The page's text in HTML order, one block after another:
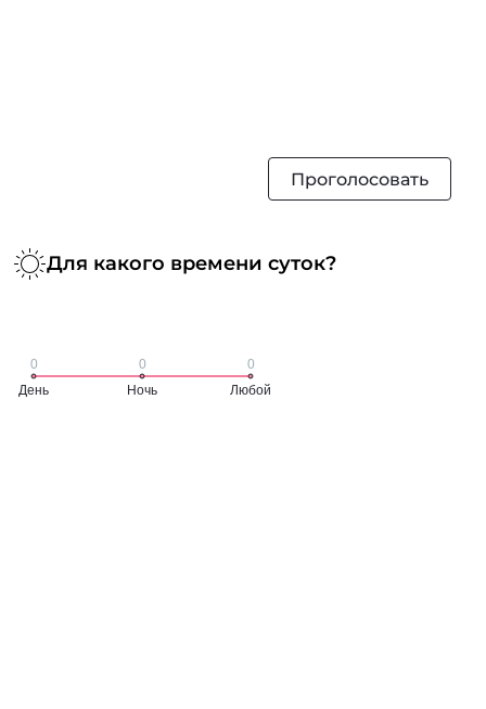
Проголосовать
Для какого времени суток?